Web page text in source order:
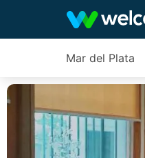
Mar del Plata